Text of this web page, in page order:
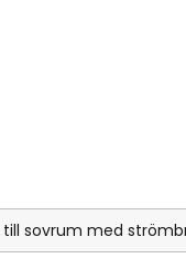
sovrum med